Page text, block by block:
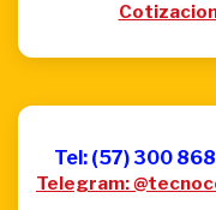
Tel: (57) 300
Telegram: